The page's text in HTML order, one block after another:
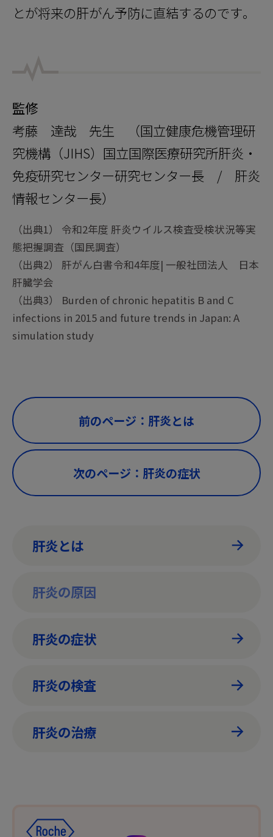
とが将来の肝がん予防に直結するのです。
監修
考藤 達哉 先生 （国立健康危機管理研
究機構（JIHS）国立国際医療研究所肝炎・
免疫研究センター研究センター長 / 肝炎
情報センター長）
（出典1） 令和2年度 肝炎ウイルス検査受検状況等実
態把握調査（国民調査）
（出典2） 肝がん白書令和4年度| 一般社団法人 日本
肝臓学会
（出典3） Burden of chronic hepatitis B and C
infections in 2015 and future trends in Japan: A
simulation study
前のページ：肝炎とは
次のページ：肝炎の症状
肝炎とは
肝炎の原因
肝炎の症状
肝炎の検査
肝炎の治療